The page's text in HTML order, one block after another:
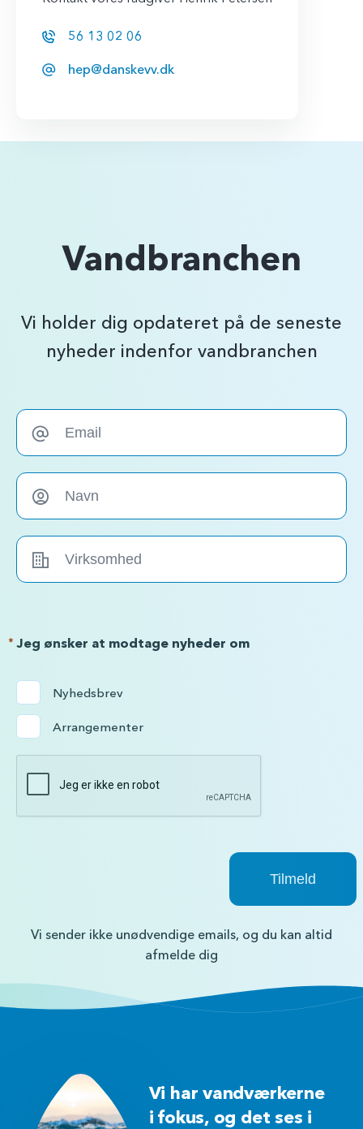
56 13 02 06
hep@danskevv.dk
Vandbranchen
Vi holder dig opdateret på de seneste
nyheder indenfor vandbranchen
Jeg ønsker at modtage nyheder om
*
Nyhedsbrev
Arrangementer
Vi sender ikke unødvendige emails, og du kan altid
afmelde dig
Vi har vandværkerne
i fokus, og det ses i